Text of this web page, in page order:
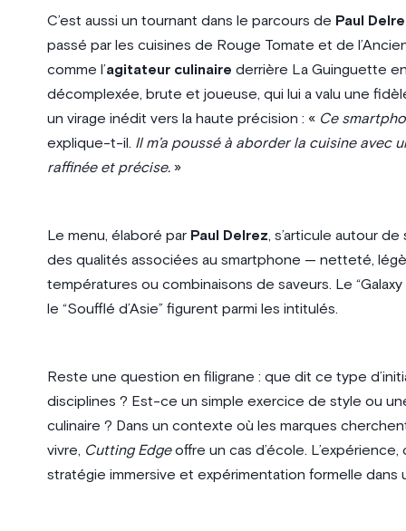
C’est aussi un tournant dans le parcours de Paul
passé par les cuisines de Rouge Tomate et de
comme l’agitateur culinaire derrière La Guinguette
décomplexée, brute et joueuse, qui lui a valu une
un virage inédit vers la haute précision : « Ce
explique-t-il. Il m’a poussé à aborder la cuisine avec
raffinée et précise.»
Le menu, élaboré par Paul Delrez, s’articule autour
des qualités associées au smartphone — netteté,
températures ou combinaisons de saveurs. Le “Galaxy
le “Soufflé d’Asie” figurent parmi les intitulés.
Reste une question en filigrane : que dit ce type
disciplines ? Est-ce un simple exercice de style ou
culinaire ? Dans un contexte où les marques
vivre, Cutting Edgeoffre un cas d’école.
stratégie immersive et expérimentation formelle dans